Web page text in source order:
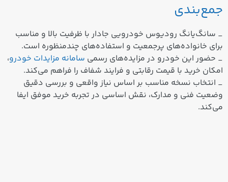
جمع‌بندی
_ سانگ‌یانگ رودیوس خودرویی جادار با ظرفیت بالا و مناسب
برای خانواده‌های پرجمعیت و استفاده‌های چندمنظوره است.
_ حضور این خودرو در مزایده‌های رسمی سامانه مزایدات خودرو،
امکان خرید با قیمت رقابتی و فرایند شفاف را فراهم می‌کند.
_ انتخاب نسخه مناسب بر اساس نیاز واقعی و بررسی دقیق
وضعیت فنی و مدارک، نقش اساسی در تجربه خرید موفق ایفا
می‌کند.